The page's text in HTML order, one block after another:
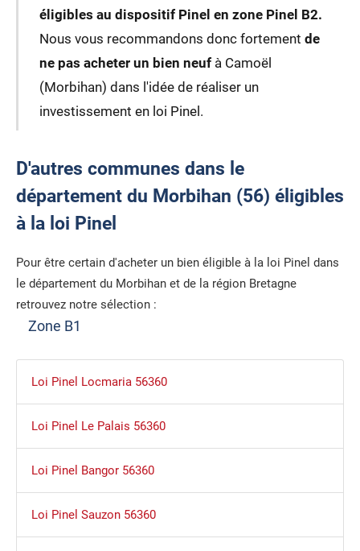
éligibles au dispositif Pinel en zone Pinel B2.
Nous vous recommandons donc fortement de
ne pas acheter un bien neufà Camoël
(Morbihan) dans l'idée de réaliser un
investissement en loi Pinel.
D'autres communes dans le
département du Morbihan (56) éligibles
à la loi Pinel
Pour être certain d'acheter un bien éligible à la loi Pinel dans
le département du Morbihan et de la région Bretagne
retrouvez notre sélection :
Zone B1
Loi Pinel Locmaria 56360
Loi Pinel Le Palais 56360
Loi Pinel Bangor 56360
Loi Pinel Sauzon 56360